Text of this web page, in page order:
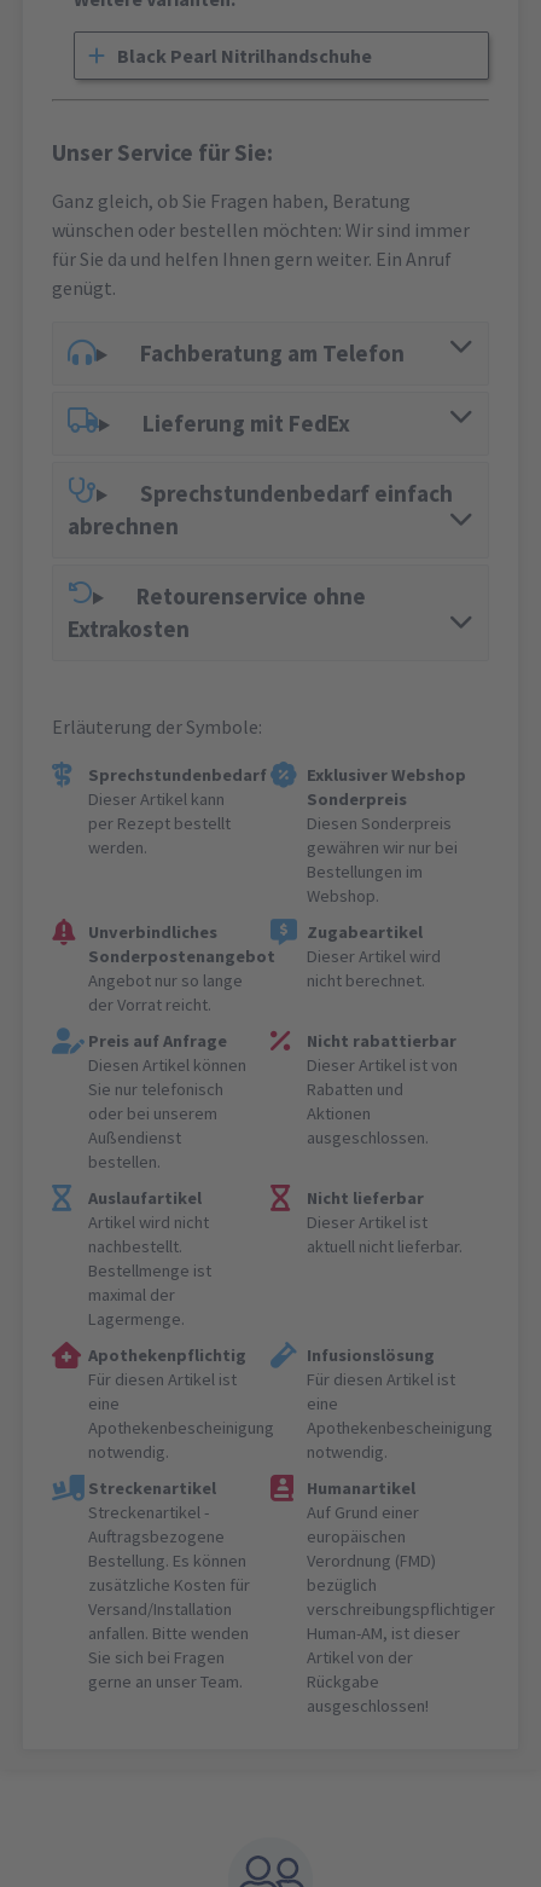
Black Pearl Nitrilhandschuhe
Unser Service für Sie:
Ganz gleich, ob Sie Fragen haben, Beratung
wünschen oder bestellen möchten: Wir sind immer
für Sie da und helfen Ihnen gern weiter. Ein Anruf
genügt.
Fachberatung am Telefon
Lieferung mit FedEx
Sprechstundenbedarf einfach
abrechnen
Retourenservice ohne
Extrakosten
Erläuterung der Symbole:
Sprechstundenbedarf
Dieser Artikel kann
per Rezept bestellt
werden.
Exklusiver Webshop
Sonderpreis
Diesen Sonderpreis
gewähren wir nur bei
Bestellungen im
Webshop.
Unverbindliches
Sonderpostenangebot
Angebot nur so lange
der Vorrat reicht.
Zugabeartikel
Dieser Artikel wird
nicht berechnet.
Preis auf Anfrage
Diesen Artikel können
Sie nur telefonisch
oder bei unserem
Außendienst
bestellen.
Nicht rabattierbar
Dieser Artikel ist von
Rabatten und
Aktionen
ausgeschlossen.
Auslaufartikel
Artikel wird nicht
nachbestellt.
Bestellmenge ist
maximal der
Lagermenge.
Nicht lieferbar
Dieser Artikel ist
aktuell nicht lieferbar.
Apothekenpflichtig
Für diesen Artikel ist
eine
Apothekenbescheinigung
notwendig.
Infusionslösung
Für diesen Artikel ist
eine
Apothekenbescheinigung
notwendig.
Streckenartikel
Streckenartikel -
Auftragsbezogene
Bestellung. Es können
zusätzliche Kosten für
Versand/Installation
anfallen. Bitte wenden
Sie sich bei Fragen
gerne an unser Team.
Humanartikel
Auf Grund einer
europäischen
Verordnung (FMD)
bezüglich
verschreibungspflichtiger
Human-AM, ist dieser
Artikel von der
Rückgabe
ausgeschlossen!